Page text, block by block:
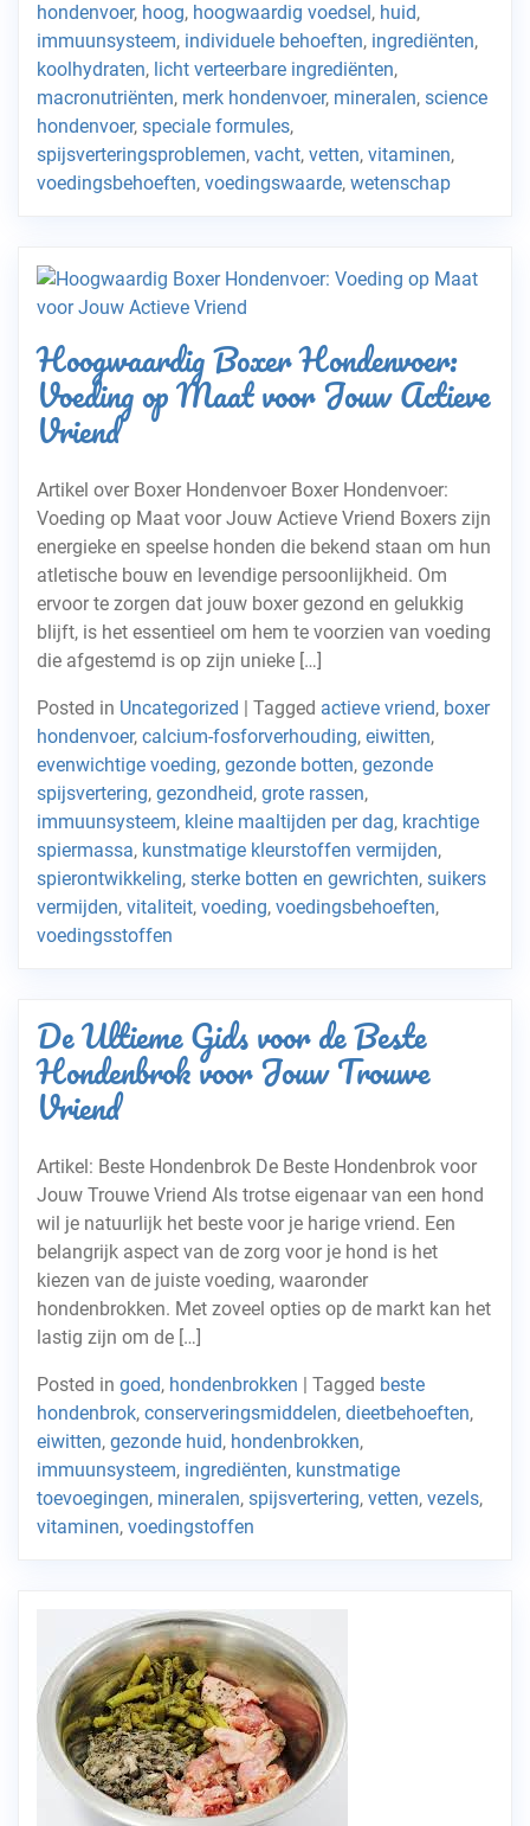
hondenvoer, hoog, hoogwaardig voedsel, huid,
immuunsysteem, individuele behoeften, ingrediënten,
koolhydraten, licht verteerbare ingrediënten,
macronutriënten, merk hondenvoer, mineralen, science
hondenvoer, speciale formules,
spijsverteringsproblemen, vacht, vetten, vitaminen,
voedingsbehoeften, voedingswaarde, wetenschap
Hoogwaardig Boxer Hondenvoer:
Voeding op Maat voor Jouw Actieve
Vriend
Artikel over Boxer Hondenvoer Boxer Hondenvoer:
Voeding op Maat voor Jouw Actieve Vriend Boxers zijn
energieke en speelse honden die bekend staan om hun
atletische bouw en levendige persoonlijkheid. Om
ervoor te zorgen dat jouw boxer gezond en gelukkig
blijft, is het essentieel om hem te voorzien van voeding
die afgestemd is op zijn unieke […]
Posted in Uncategorized | Tagged actieve vriend, boxer
hondenvoer, calcium-fosforverhouding, eiwitten,
evenwichtige voeding, gezonde botten, gezonde
spijsvertering, gezondheid, grote rassen,
immuunsysteem, kleine maaltijden per dag, krachtige
spiermassa, kunstmatige kleurstoffen vermijden,
spierontwikkeling, sterke botten en gewrichten, suikers
vermijden, vitaliteit, voeding, voedingsbehoeften,
voedingsstoffen
De Ultieme Gids voor de Beste
Hondenbrok voor Jouw Trouwe
Vriend
Artikel: Beste Hondenbrok De Beste Hondenbrok voor
Jouw Trouwe Vriend Als trotse eigenaar van een hond
wil je natuurlijk het beste voor je harige vriend. Een
belangrijk aspect van de zorg voor je hond is het
kiezen van de juiste voeding, waaronder
hondenbrokken. Met zoveel opties op de markt kan het
lastig zijn om de […]
Posted in goed, hondenbrokken | Tagged beste
hondenbrok, conserveringsmiddelen, dieetbehoeften,
eiwitten, gezonde huid, hondenbrokken,
immuunsysteem, ingrediënten, kunstmatige
toevoegingen, mineralen, spijsvertering, vetten, vezels,
vitaminen, voedingstoffen